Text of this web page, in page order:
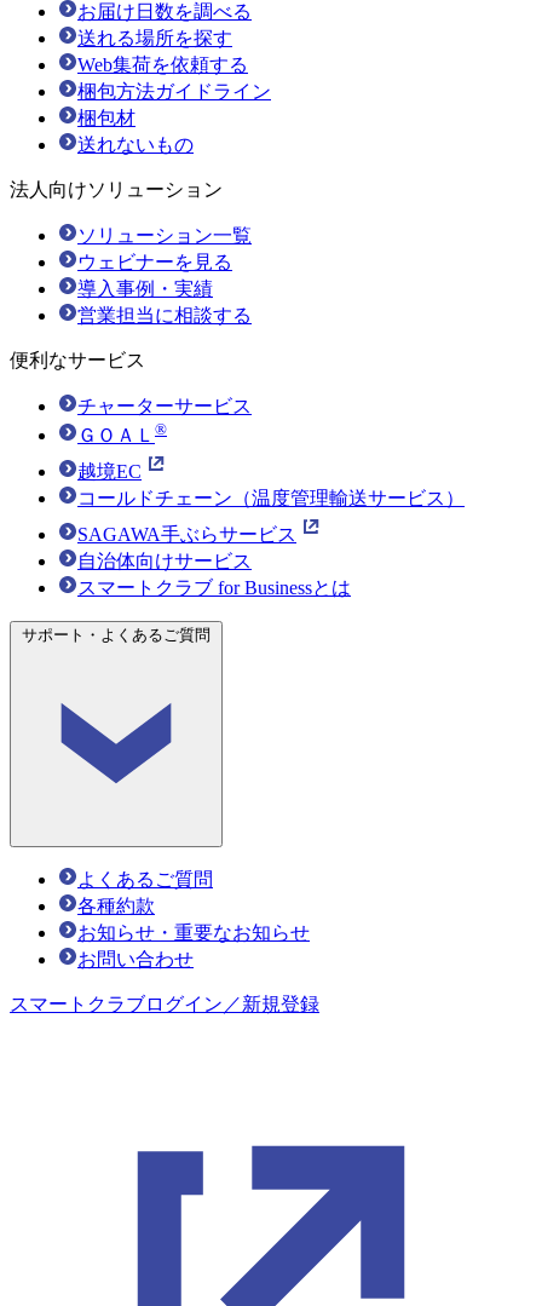
お届け日数を調べる
送れる場所を探す
Web集荷を依頼する
梱包方法ガイドライン
梱包材
送れないもの
法人向けソリューション
ソリューション一覧
ウェビナーを見る
導入事例・実績
営業担当に相談する
便利なサービス
チャーターサービス
ＧＯＡＬ ®
越境EC
コールドチェーン（温度管理輸送サービス）
SAGAWA手ぶらサービス
自治体向けサービス
スマートクラブ for Businessとは
サポート・よくあるご質問
よくあるご質問
各種約款
お知らせ・重要なお知らせ
お問い合わせ
スマートクラブログイン／新規登録